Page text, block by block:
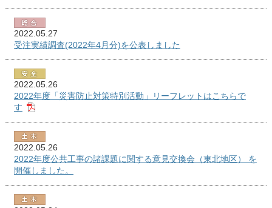
2022.05.27
受注実績調査(2022年4月分)を公表しました
2022.05.26
2022年度「災害防止対策特別活動」リーフレットはこちらで
す
2022.05.26
2022年度公共工事の諸課題に関する意見交換会（東北地区） を
開催しました。